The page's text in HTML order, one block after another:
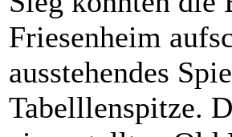
Friesenheim
ausstehendes
Tabelllenspitze.